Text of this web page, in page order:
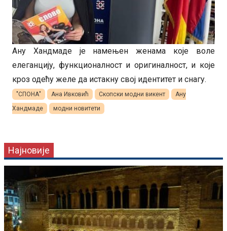
Ану Хандмаде је намењен женама које воле
елеганцију, функционалност и оригиналност, и које
кроз одећу желе да истакну свој идентитет и снагу.
"СПОНА" Ана Ивковић Скопски модни викент
Ану
Хандмаде
модни новитети
Најновије